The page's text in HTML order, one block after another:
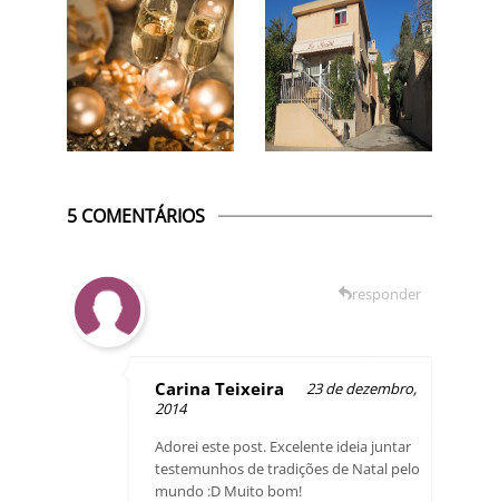
5 COMENTÁRIOS
Carina Teixeira
23 de dezembro,
2014
Adorei este post. Excelente ideia juntar
testemunhos de tradições de Natal pelo
mundo :D Muito bom!
responder